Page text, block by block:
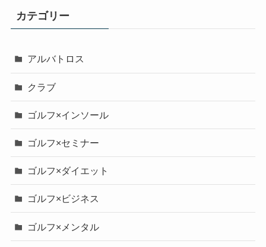
カテゴリー
アルバトロス
クラブ
ゴルフ×インソール
ゴルフ×セミナー
ゴルフ×ダイエット
ゴルフ×ビジネス
ゴルフ×メンタル